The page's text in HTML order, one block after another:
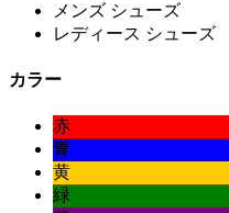
メンズ シューズ
レディース シューズ
カラー
赤
青
黄
緑